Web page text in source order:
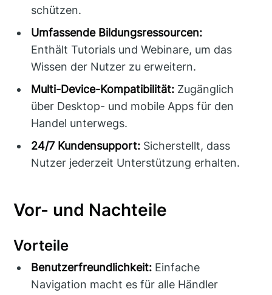
schützen.
Umfassende Bildungsressourcen:
Enthält Tutorials und Webinare, um das
Wissen der Nutzer zu erweitern.
Multi-Device-Kompatibilität: Zugänglich
über Desktop- und mobile Apps für den
Handel unterwegs.
24/7 Kundensupport: Sicherstellt, dass
Nutzer jederzeit Unterstützung erhalten.
Vor- und Nachteile
Vorteile
Benutzerfreundlichkeit: Einfache
Navigation macht es für alle Händler